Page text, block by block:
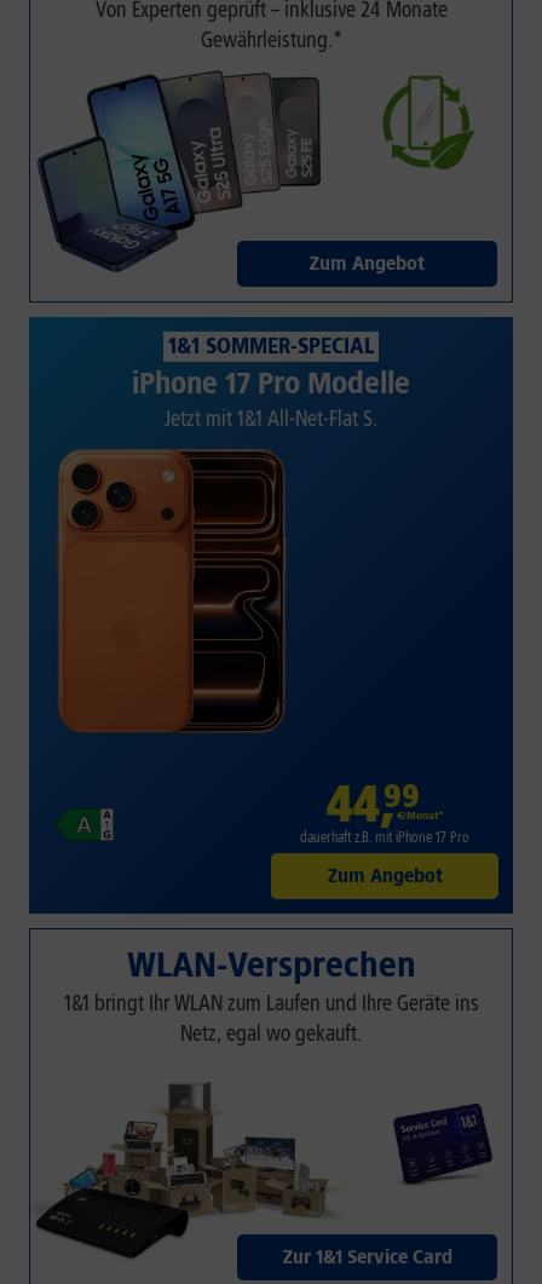
Von Experten geprüft – inklusive 24 Monate
Gewährleistung.*
Zum Angebot
1&1 SOMMER-SPECIAL
iPhone 17 Pro Modelle
Jetzt mit 1&1 All-Net-Flat S.
44,99
€/Monat*
dauerhaft z.B. mit iPhone 17 Pro
Zum Angebot
WLAN-Versprechen
1&1 bringt Ihr WLAN zum Laufen und Ihre Geräte ins
Netz, egal wo gekauft.
Zur 1&1 Service Card